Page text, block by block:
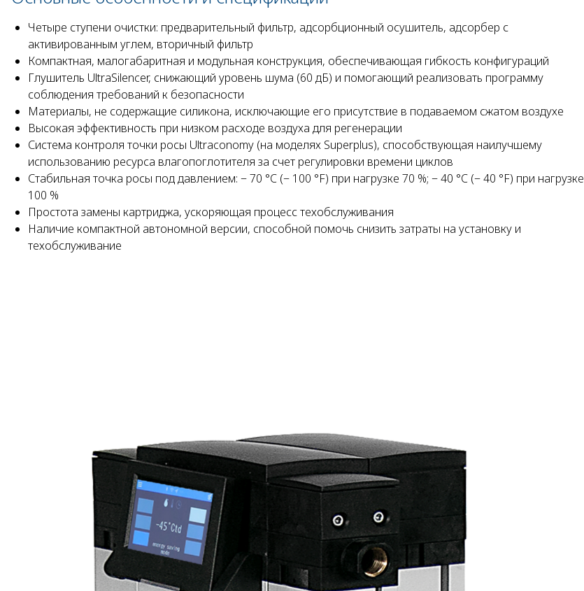
Четыре ступени очистки: предварительный фильтр, адсорбционный осушитель, адсорбер с
активированным углем, вторичный фильтр
Компактная, малогабаритная и модульная конструкция, обеспечивающая гибкость конфигураций
Глушитель UltraSilencer, снижающий уровень шума (60 дБ) и помогающий реализовать программу
соблюдения требований к безопасности
Материалы, не содержащие силикона, исключающие его присутствие в подаваемом сжатом воздухе
Высокая эффективность при низком расходе воздуха для регенерации
Система контроля точки росы Ultraconomy (на моделях Superplus), способствующая наилучшему
использованию ресурса влагопоглотителя за счет регулировки времени циклов
Стабильная точка росы под давлением: − 70 °C (− 100 °F) при нагрузке 70 %; − 40 °C (− 40 °F) при нагрузке
100 %
Простота замены картриджа, ускоряющая процесс техобслуживания
Наличие компактной автономной версии, способной помочь снизить затраты на установку и
техобслуживание